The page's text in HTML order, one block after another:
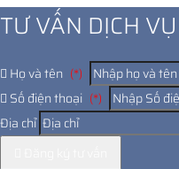
TƯ VẤN DỊCH VỤ
Họ và tên (*)
Số điện thoại (*)
Địa chỉ